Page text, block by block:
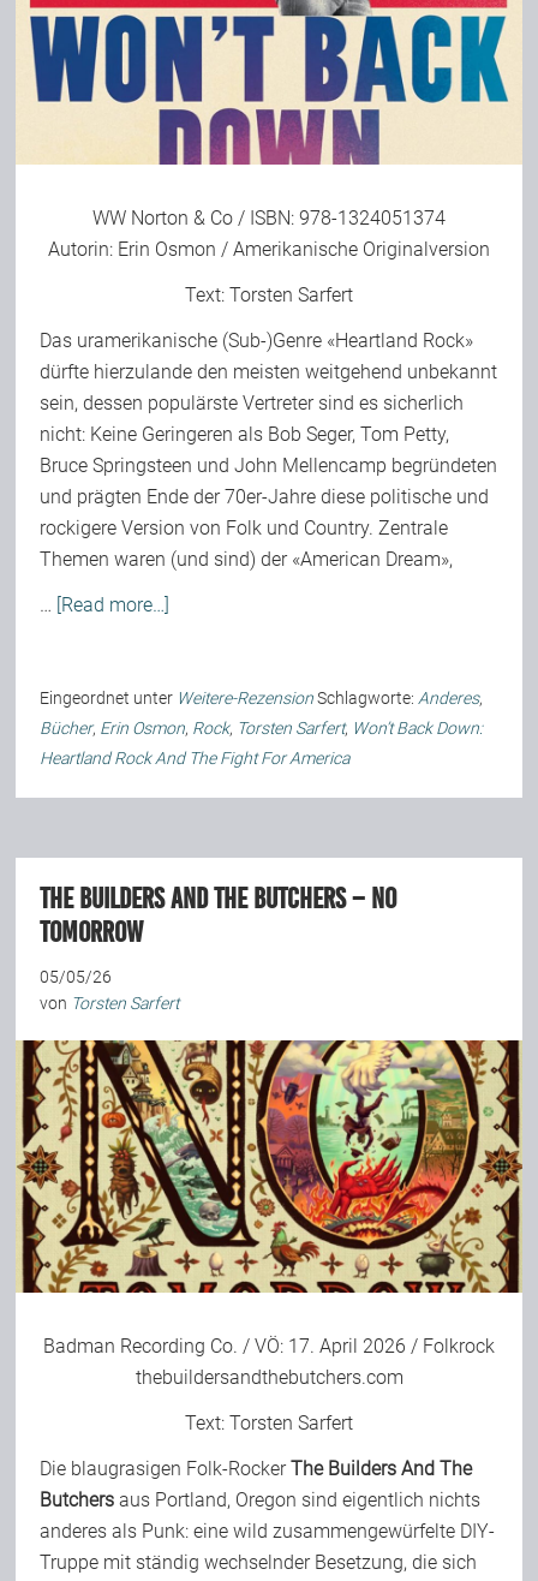
WW Norton & Co / ISBN: 978-1324051374
Autorin: Erin Osmon / Amerikanische Originalversion
Text: Torsten Sarfert
Das uramerikanische (Sub-)Genre «Heartland Rock»
dürfte hierzulande den meisten weitgehend unbekannt
sein, dessen populärste Vertreter sind es sicherlich
nicht: Keine Geringeren als Bob Seger, Tom Petty,
Bruce Springsteen und John Mellencamp begründeten
und prägten Ende der 70er-Jahre diese politische und
rockigere Version von Folk und Country. Zentrale
Themen waren (und sind) der «American Dream»,
… [Read more…]
Eingeordnet unter Weitere-Rezension Schlagworte: Anderes,
Bücher, Erin Osmon, Rock, Torsten Sarfert, Won’t Back Down:
Heartland Rock And The Fight For America
The Builders And The Butchers – No
Tomorrow
05/05/26
von Torsten Sarfert
Badman Recording Co. / VÖ: 17. April 2026 / Folkrock
thebuildersandthebutchers.com
Text: Torsten Sarfert
Die blaugrasigen Folk-RockerThe Builders And The
Butchers aus Portland, Oregon sind eigentlich nichts
anderes als Punk: eine wild zusammengewürfelte DIY-
Truppe mit ständig wechselnder Besetzung, die sich